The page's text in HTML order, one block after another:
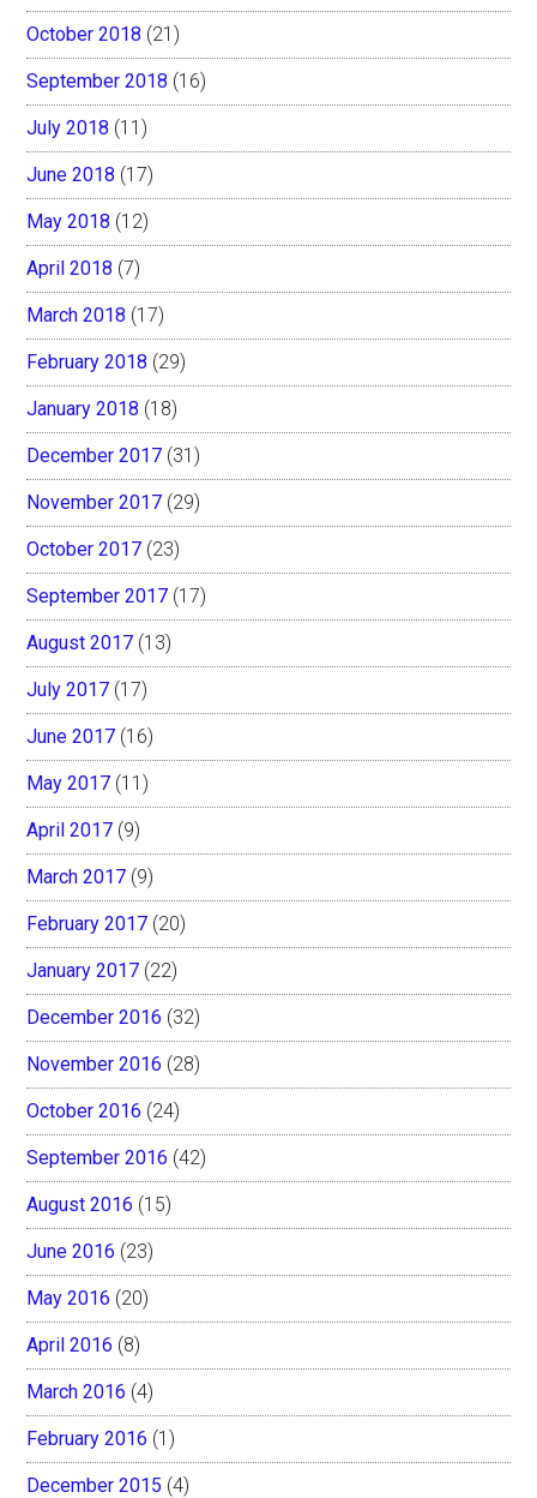
October 2018 (21)
September 2018 (16)
July 2018 (11)
June 2018 (17)
May 2018 (12)
April 2018 (7)
March 2018 (17)
February 2018 (29)
January 2018 (18)
December 2017 (31)
November 2017 (29)
October 2017 (23)
September 2017 (17)
August 2017 (13)
July 2017 (17)
June 2017 (16)
May 2017 (11)
April 2017 (9)
March 2017 (9)
February 2017 (20)
January 2017 (22)
December 2016 (32)
November 2016 (28)
October 2016 (24)
September 2016 (42)
August 2016 (15)
June 2016 (23)
May 2016 (20)
April 2016 (8)
March 2016 (4)
February 2016 (1)
December 2015 (4)